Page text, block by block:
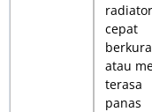
radiator
cepat
atau
terasa
panas